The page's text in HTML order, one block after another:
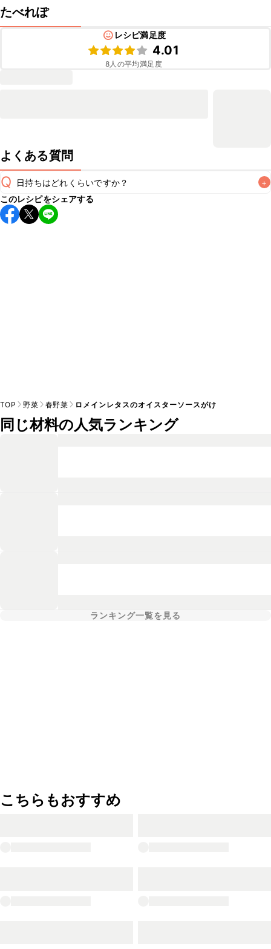
たべれぽ
レシピ満足度
4.01
8人の平均満足度
よくある質問
Q 日持ちはどれくらいですか？ +
保存期間は冷蔵で翌日中が目安です。なるべくお早めにお召
し上がりください。
このレシピをシェアする
TOP 野菜 春野菜 ロメインレタスのオイスターソースがけ
同じ材料の人気ランキング
ランキング一覧を見る
こちらもおすすめ